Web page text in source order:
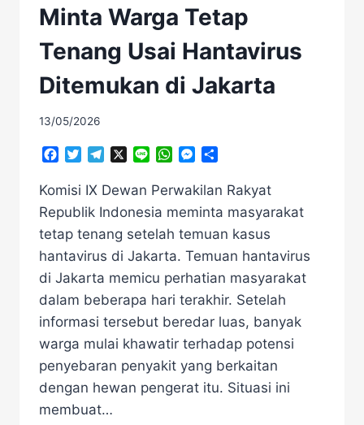
Minta Warga Tetap
Tenang Usai Hantavirus
Ditemukan di Jakarta
13/05/2026
Facebook
TwitterTelegramLine WhatsAppMessenger
Komisi IX Dewan Perwakilan Rakyat
Republik Indonesia meminta masyarakat
tetap tenang setelah temuan kasus
hantavirus di Jakarta. Temuan hantavirus
di Jakarta memicu perhatian masyarakat
dalam beberapa hari terakhir. Setelah
informasi tersebut beredar luas, banyak
warga mulai khawatir terhadap potensi
penyebaran penyakit yang berkaitan
dengan hewan pengerat itu. Situasi ini
membuat…